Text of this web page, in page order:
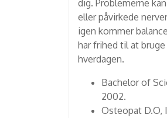
dig. Problemerne
eller påvirkede
igen kommer
har frihed til at
hverdagen.
Bachelor of
2002.
Osteopat D.O,